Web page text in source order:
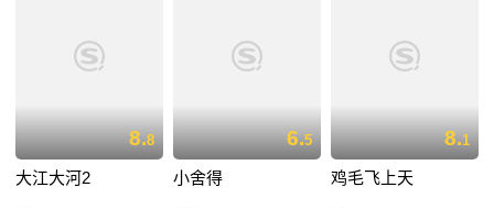
8.8
大江大河2
6.5
小舍得
8.1
鸡毛飞上天